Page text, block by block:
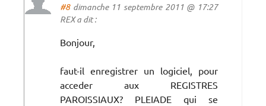
#8dimanche 11 septembre 2011 @ 17:27
REX a dit :
Bonjour,
faut-il enregistrer un logiciel, pour
acceder aux REGISTRES
PAROISSIAUX? PLEIADE qui se